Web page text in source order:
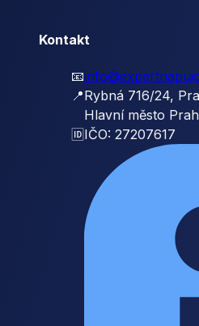
Kontakt
📧
📍Rybná 716/24,
Hlavní město
🆔 IČO: 27207617